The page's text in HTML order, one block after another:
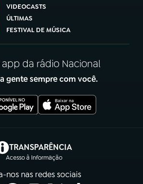
VIDEOCASTS
ÚLTIMAS
FESTIVAL DE MÚSICA
app da rádio Nacional
gente sempre com você.
TRANSPARÊNCIA
Acesso à Informação
(abre em nova aba)
nos nas redes sociais